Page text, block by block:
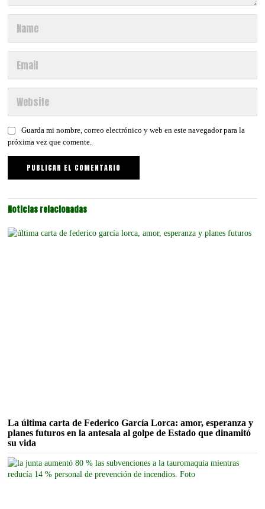
Guarda mi nombre, correo electrónico y web en este navegador para la
próxima vez que comente.
Noticias relacionadas
La última carta de Federico García Lorca: amor, esperanza y
planes futuros en la antesala al golpe de Estado que dinamitó
su vida